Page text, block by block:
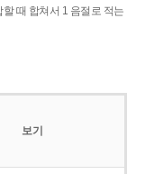
할 때 합쳐서 1 음절로 적는
보기